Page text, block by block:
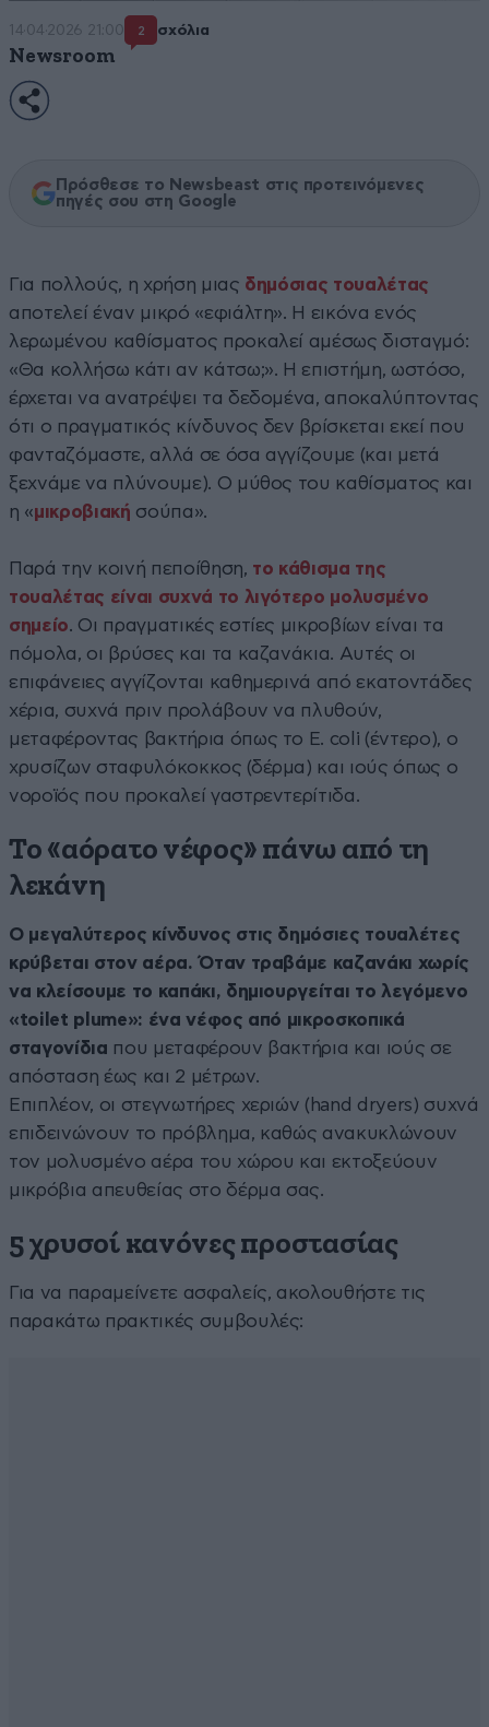
14·04·2026 21:00 2 σχόλια
Newsroom
Πρόσθεσε το Newsbeast στις προτεινόμενες
πηγές σου στη Google
Για πολλούς, η χρήση μιας δημόσιας τουαλέτας
αποτελεί έναν μικρό «εφιάλτη». Η εικόνα ενός
λερωμένου καθίσματος προκαλεί αμέσως δισταγμό:
«Θα κολλήσω κάτι αν κάτσω;». Η επιστήμη, ωστόσο,
έρχεται να ανατρέψει τα δεδομένα, αποκαλύπτοντας
ότι ο πραγματικός κίνδυνος δεν βρίσκεται εκεί που
φανταζόμαστε, αλλά σε όσα αγγίζουμε (και μετά
ξεχνάμε να πλύνουμε). Ο μύθος του καθίσματος και
η «μικροβιακή σούπα».
Παρά την κοινή πεποίθηση, το κάθισμα της
τουαλέτας είναι συχνά το λιγότερο μολυσμένο
σημείο. Οι πραγματικές εστίες μικροβίων είναι τα
πόμολα, οι βρύσες και τα καζανάκια. Αυτές οι
επιφάνειες αγγίζονται καθημερινά από εκατοντάδες
χέρια, συχνά πριν προλάβουν να πλυθούν,
μεταφέροντας βακτήρια όπως το E. coli (έντερο), ο
χρυσίζων σταφυλόκοκκος (δέρμα) και ιούς όπως ο
νοροϊός που προκαλεί γαστρεντερίτιδα.
Το «αόρατο νέφος» πάνω από τη
λεκάνη
Ο μεγαλύτερος κίνδυνος στις δημόσιες τουαλέτες
κρύβεται στον αέρα. Όταν τραβάμε καζανάκι χωρίς
να κλείσουμε το καπάκι, δημιουργείται το λεγόμενο
«toilet plume»: ένα νέφος από μικροσκοπικά
σταγονίδια που μεταφέρουν βακτήρια και ιούς σε
απόσταση έως και 2 μέτρων.
Επιπλέον, οι στεγνωτήρες χεριών (hand dryers) συχνά
επιδεινώνουν το πρόβλημα, καθώς ανακυκλώνουν
τον μολυσμένο αέρα του χώρου και εκτοξεύουν
μικρόβια απευθείας στο δέρμα σας.
5 χρυσοί κανόνες προστασίας
Για να παραμείνετε ασφαλείς, ακολουθήστε τις
παρακάτω πρακτικές συμβουλές: